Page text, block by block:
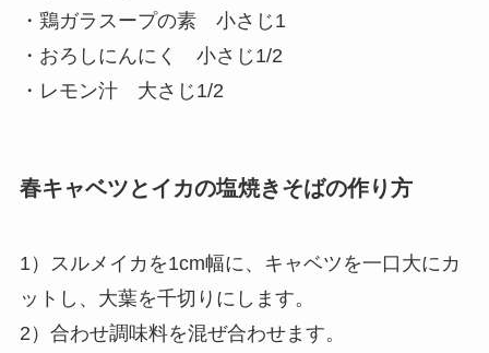
・鶏ガラスープの素 小さじ1
・おろしにんにく 小さじ1/2
・レモン汁 大さじ1/2
春キャベツとイカの塩焼きそばの作り方
1）スルメイカを1cm幅に、キャベツを一口大にカ
ットし、大葉を千切りにします。
2）合わせ調味料を混ぜ合わせます。